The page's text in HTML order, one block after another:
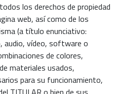
los derechos de propiedad
web, así como de los
(a título enunciativo:
vídeo, software o
de colores,
materiales usados,
para su funcionamiento,